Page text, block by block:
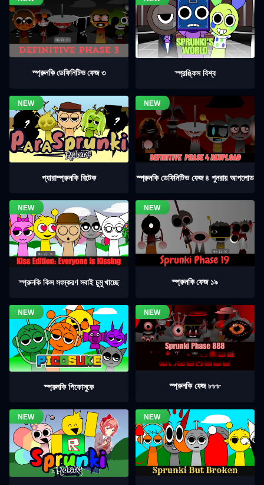
স্প্রুনকি ডেফিনিটিভ ফেজ ৩ স্প্রঙ্কিস বিশ্ব
প্যারাস্প্রুনকি রিটেক স্প্রুনকি ডেফিনিটিভ ফেজ ৪ পুনরায় আপলোড
স্প্রুনকি কিস সংস্করণ সবাই চুমু খাচ্ছে স্প্রুনকি ফেজ ১৯
স্প্রুনকি পিকোসুকে স্প্রুনকি ফেজ ৮৮৮